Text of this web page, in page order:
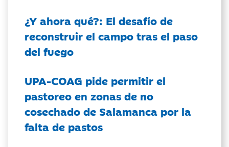
¿Y ahora qué?: El desafío de
reconstruir el campo tras el paso
del fuego
UPA-COAG pide permitir el
pastoreo en zonas de no
cosechado de Salamanca por la
falta de pastos